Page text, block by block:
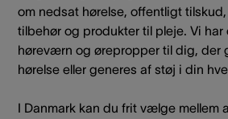
om nedsat hørelse, offentligt
tilbehør og produkter til pleje. Vi
høreværn og ørepropper til dig, der
hørelse eller generes af støj i din
I Danmark kan du frit vælge mellem